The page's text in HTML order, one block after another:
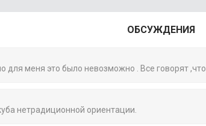
ОБСУЖДЕНИЯ
меня это было невозможно . Все говорят ,что
нетрадиционной ориентации.